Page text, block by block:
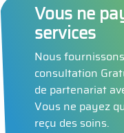
Vous ne
services
Nous
consultation
de partenariat
Vous ne payez
reçu des soins.